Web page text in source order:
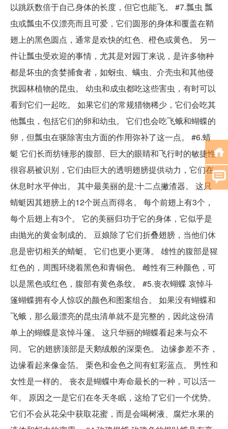
以跳跃数倍于自己身体的长度，但它也能飞。 #7.瓢虫 瓢
虫或瓢虫不仅漂亮而且可爱，它们圆形的身体和覆盖在鞘
翅上的黑色圆点，通常是欢快的红色、橙色或黄色。 另一
件让瓢虫受欢迎的事情，尤其是对园丁来说，是许多物种
都是坏虫的贪婪捕食者，如蚜虫、螨虫、介壳虫和其他侵
扰园林植物的昆虫。 幼虫和成虫都吃这些害虫，有时可以
看到它们一起吃。 如果它们的常规猎物稀少，它们会吃其
他瓢虫，包括它们的卵和幼虫。 它们也会吃飞蛾和蝴蝶的
卵，但瓢虫在驱除害虫方面的作用弥补了这一点。 #6.蜻
蜓 它们长而纺锤形的腹部、巨大的眼睛和飞行时的敏捷性
很容易被识别，它们由巨大的透明翅膀提供动力，它们在
休息时水平伸出。 其中最美丽的是:十二点撇渣器。 这只
蜻蜓因其翅膀上的12个斑点而得名。 每个前翅上有3个，
每个后翅上有3个。 它的美丽归功于它的身体，它似乎是
由抛光的黄金制成的。 豆娘除了它们折叠翅膀，当他们休
息是密切相关的蜻蜓。 它们也更小更薄。 雄性的腹部是猩
红色的，周围环绕着黑色和青铜色。 雌性有三种颜色，可
以是黑色或红色，腹部有黄色条纹。 #5.丧衣蝴蝶 哀悼斗
篷蝴蝶拥有令人惊叹的颜色和图案组合。 如果没有蝴蝶和
飞蛾，那么最漂亮的昆虫清单就不是完整的，因此这份清
单上的蝴蝶是哀悼斗篷。 这只华丽的蝴蝶看起来与众不
同。 它的翅膀顶部是天鹅绒般的深栗色。 边缘参差不齐，
边缘看起来像金箔。 栗色和金色之间有虹彩蓝点。 男性和
女性是一样的。 丧衣是蝴蝶中寿命最长的一种，可以活一
年。 原因之一是它们在冬天冬眠，这给了它们一个优势。
它们不会从花朵中获取花蜜，而是会喝树液、腐烂水果的